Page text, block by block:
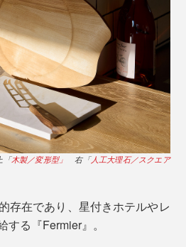
、持ち上げる」一連の動作をス
「木製／変形型」 右「人工大理石／スクエア
存在であり、星付きホテルやレ
る『Fermier』。